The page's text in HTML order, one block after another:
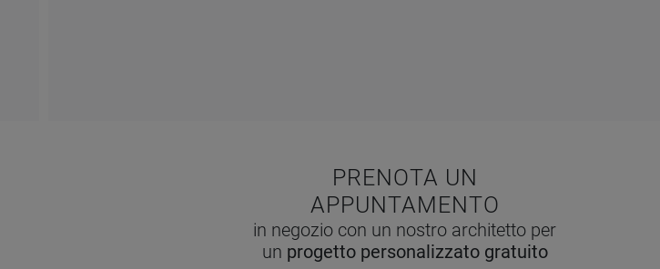
PRENOTA UN
APPUNTAMENTO
in negozio con un nostro architetto per
un progetto personalizzato gratuito